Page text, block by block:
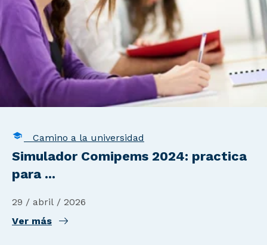
Camino a la universidad
Simulador Comipems 2024: practica
para ...
29 / abril / 2026
Ver más